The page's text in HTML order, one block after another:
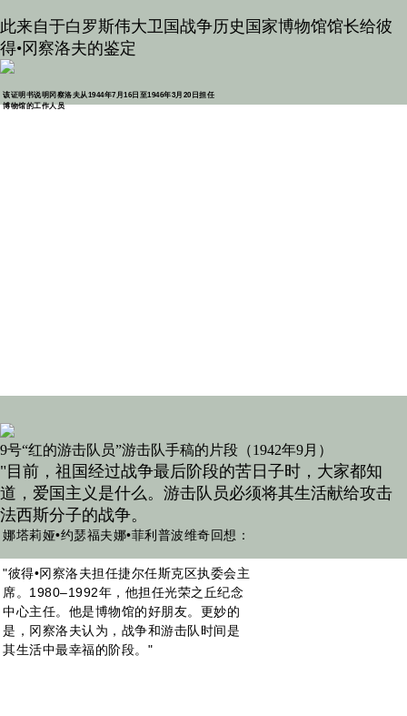
该证明书说明冈察洛夫从1944年7月16日至1946年3月20日担任
博物馆的工作人员
此来自于白罗斯伟大卫国战争历史国家博物馆馆长给彼
得•冈察洛夫的鉴定
娜塔莉娅•约瑟福夫娜•菲利普波维奇回想：
"彼得•冈察洛夫担任捷尔任斯克区执委会主
席。1980–1992年，他担任光荣之丘纪念
中心主任。他是博物馆的好朋友。更妙的
是，冈察洛夫认为，战争和游击队时间是
其生活中最幸福的阶段。"
9号“红的游击队员”游击队手稿的片段（1942年9月）
"目前，祖国经过战争最后阶段的苦日子时，大家都知
道，爱国主义是什么。游击队员必须将其生活献给攻击
法西斯分子的战争。